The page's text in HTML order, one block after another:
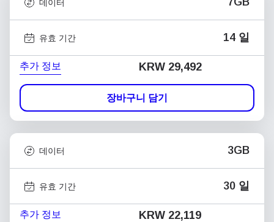
데이터
유효 기간 14 일
추가 정보 KRW 29,492
장바구니 담기
데이터 3GB
유효 기간 30 일
추가 정보 KRW 22,119